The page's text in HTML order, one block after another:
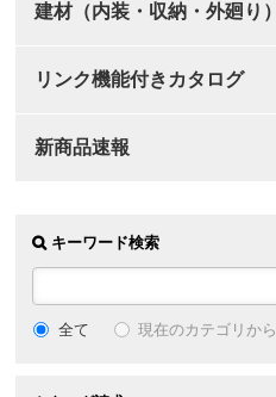
建材（内装・収納・外廻り）
リンク機能付きカタログ
新商品速報
キーワード検索
全て 現在のカテゴリから